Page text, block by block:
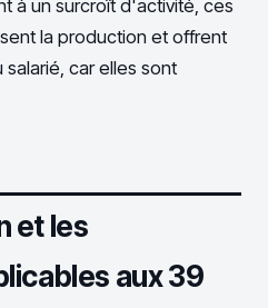
à un surcroît d'activité, ces
la production et offrent
salarié, car elles sont
et les
aux 39